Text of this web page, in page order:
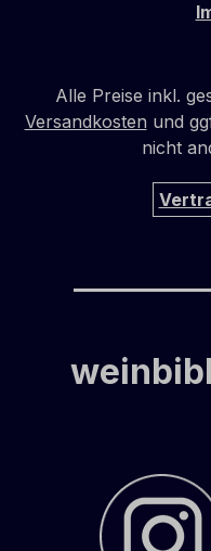
Alle Preise inkl.
Versandkosten und
nicht